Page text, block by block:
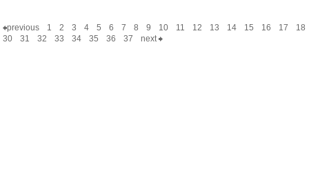
previous 1 2 3 4 5 6 7 8 9 10 11 12 13 14 15 16 17
18
30
31 32 33 34 35 36 37 next